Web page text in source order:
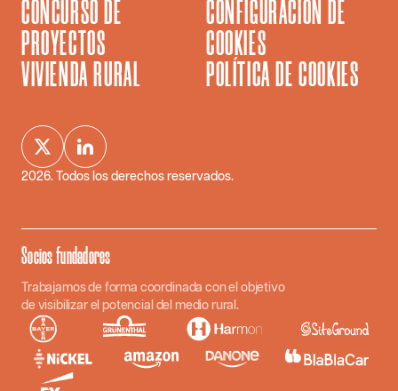
CONCURSO DE
PROYECTOS
VIVIENDA RURAL
CONFIGURACIÓN DE
COOKIES
POLÍTICA DE COOKIES
2026. Todos los derechos reservados.
Socios fundadores
Trabajamos de forma coordinada con el objetivo
de visibilizar el potencial del medio rural.